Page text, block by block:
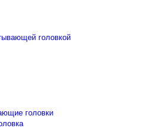
головкой
головки